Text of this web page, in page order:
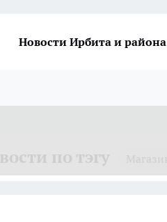
Новости Ирбита и района